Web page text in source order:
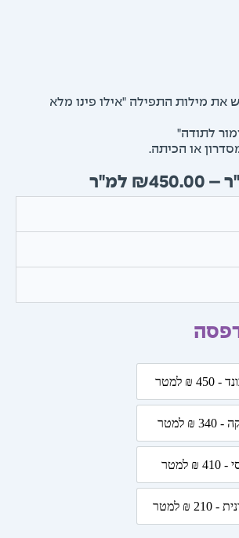
התפילה "אילו פינו מלא
או הכיתה.
₪450.00
טווח
מחירים:
עד
לוקובונד - 450 ₪ למטר
מדבקה - 340 ₪ למטר